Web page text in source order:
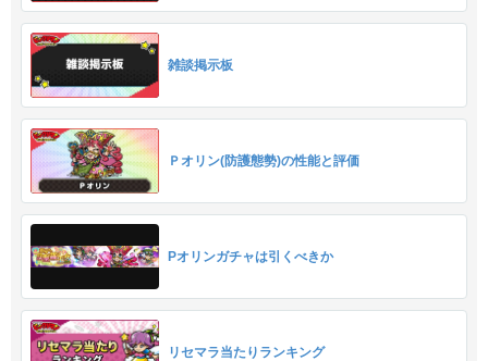
雑談掲示板
Ｐオリン(防護態勢)の性能と評価
Pオリンガチャは引くべきか
リセマラ当たりランキング